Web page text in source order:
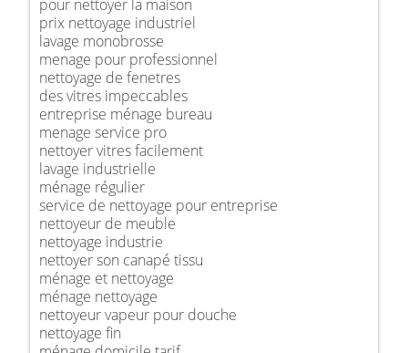
pour nettoyer la maison
prix nettoyage industriel
lavage monobrosse
menage pour professionnel
nettoyage de fenetres
des vitres impeccables
entreprise ménage bureau
menage service pro
nettoyer vitres facilement
lavage industrielle
ménage régulier
service de nettoyage pour entreprise
nettoyeur de meuble
nettoyage industrie
nettoyer son canapé tissu
ménage et nettoyage
ménage nettoyage
nettoyeur vapeur pour douche
nettoyage fin